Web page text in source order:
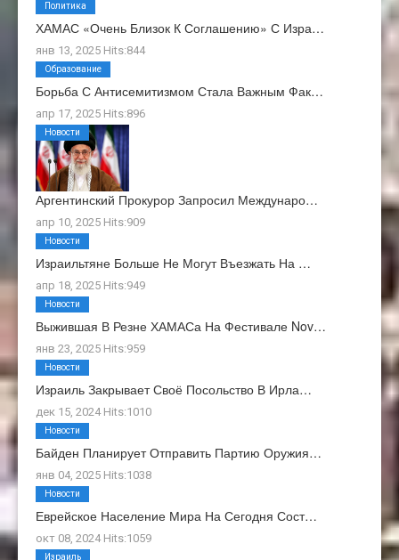
ХАМАС «очень Близок К Соглашению» С Изра…
янв 13, 2025 Hits:844
Политика
Борьба С Антисемитизмом Стала Важным Фак…
апр 17, 2025 Hits:896
Образование
Аргентинский Прокурор Запросил Междунаро…
апр 10, 2025 Hits:909
Новости
Израильтяне Больше Не Могут Въезжать На …
апр 18, 2025 Hits:949
Новости
Выжившая В Резне ХАМАСа На Фестивале Nov…
янв 23, 2025 Hits:959
Новости
Израиль Закрывает Своё Посольство В Ирла…
дек 15, 2024 Hits:1010
Новости
Байден Планирует Отправить Партию Оружия…
янв 04, 2025 Hits:1038
Новости
Еврейское Население Мира На Сегодня Сост…
окт 08, 2024 Hits:1059
Новости
Израиль